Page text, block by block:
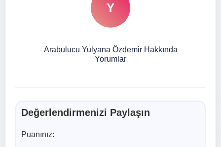
Y
Arabulucu Yulyana Özdemir Hakkında
Yorumlar
Değerlendirmenizi Paylaşın
Puanınız: